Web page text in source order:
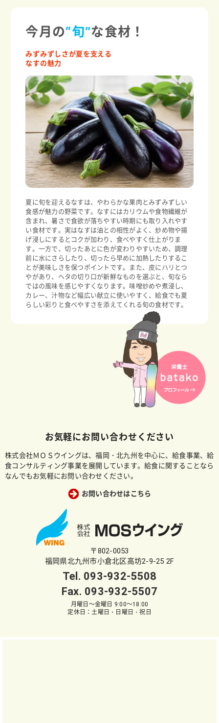
今月の“旬”な食材！
みずみずしさが夏を支える
なすの魅力
夏に旬を迎えるなすは、やわらかな果肉とみずみずしい
食感が魅力の野菜です。なすにはカリウムや食物繊維が
含まれ、暑さで食欲が落ちやすい時期にも取り入れやす
い食材です。実はなすは油との相性がよく、炒め物や揚
げ浸しにするとコクが加わり、食べやすく仕上がりま
す。一方で、切ったあとに色が変わりやすいため、調理
前に水にさらしたり、切ったら早めに加熱したりするこ
とが美味しさを保つポイントです。また、皮にハリとつ
やがあり、ヘタの切り口が新鮮なものを選ぶと、旬なら
ではの風味を感じやすくなります。味噌炒めや煮浸し、
カレー、汁物など幅広い献立に使いやすく、給食でも夏
らしい彩りと食べやすさを添えてくれる旬の食材です。
お気軽にお問い合わせください
株式会社ＭＯＳウイングは、福岡・北九州を中心に、給食事業、給
食コンサルティング事業を展開しています。給食に関することなら
なんでもお気軽にお問い合わせください。
お問い合わせはこちら
〒802-0053
福岡県北九州市小倉北区高坊2-9-25 2F
Tel. 093-932-5508
Fax. 093-932-5507
月曜日～金曜日 9:00～18:00
定休日：土曜日・日曜日・祝日